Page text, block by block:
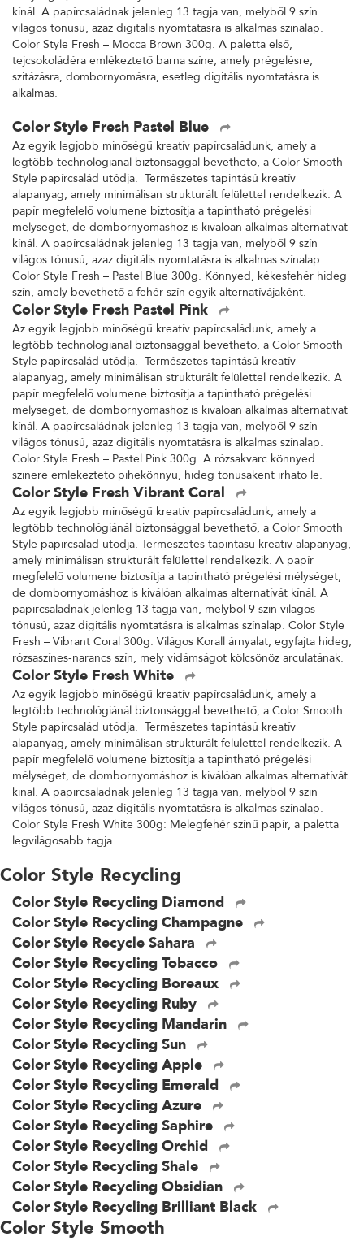
kínál. A papírcsaládnak jelenleg 13 tagja van, melyből 9 szín
világos tónusú, azaz digitális nyomtatásra is alkalmas színalap.
Color Style Fresh – Mocca Brown 300g. A paletta első,
tejcsokoládéra emlékeztető barna színe, amely prégelésre,
szitázásra, dombornyomásra, esetleg digitális nyomtatásra is
alkalmas.
Color Style Fresh Pastel Blue
Az egyik legjobb minőségű kreatív papírcsaládunk, amely a
legtöbb technológiánál biztonsággal bevethető, a Color Smooth
Style papírcsalád utódja. Természetes tapintású kreatív
alapanyag, amely minimálisan strukturált felülettel rendelkezik. A
papír megfelelő volumene biztosítja a tapintható prégelési
mélységet, de dombornyomáshoz is kiválóan alkalmas alternatívát
kínál. A papírcsaládnak jelenleg 13 tagja van, melyből 9 szín
világos tónusú, azaz digitális nyomtatásra is alkalmas színalap.
Color Style Fresh – Pastel Blue 300g. Könnyed, kékesfehér hideg
szín, amely bevethető a fehér szín egyik alternatívájaként.
Color Style Fresh Pastel Pink
Az egyik legjobb minőségű kreatív papírcsaládunk, amely a
legtöbb technológiánál biztonsággal bevethető, a Color Smooth
Style papírcsalád utódja. Természetes tapintású kreatív
alapanyag, amely minimálisan strukturált felülettel rendelkezik. A
papír megfelelő volumene biztosítja a tapintható prégelési
mélységet, de dombornyomáshoz is kiválóan alkalmas alternatívát
kínál. A papírcsaládnak jelenleg 13 tagja van, melyből 9 szín
világos tónusú, azaz digitális nyomtatásra is alkalmas színalap.
Color Style Fresh – Pastel Pink 300g. A rózsakvarc könnyed
színére emlékeztető pihekönnyű, hideg tónusaként írható le.
Color Style Fresh Vibrant Coral
Az egyik legjobb minőségű kreatív papírcsaládunk, amely a
legtöbb technológiánál biztonsággal bevethető, a Color Smooth
Style papírcsalád utódja. Természetes tapintású kreatív alapanyag,
amely minimálisan strukturált felülettel rendelkezik. A papír
megfelelő volumene biztosítja a tapintható prégelési mélységet,
de dombornyomáshoz is kiválóan alkalmas alternatívát kínál. A
papírcsaládnak jelenleg 13 tagja van, melyből 9 szín világos
tónusú, azaz digitális nyomtatásra is alkalmas színalap. Color Style
Fresh – Vibrant Coral 300g. Világos Korall árnyalat, egyfajta hideg,
rózsaszínes-narancs szín, mely vidámságot kölcsönöz arculatának.
Color Style Fresh White
Az egyik legjobb minőségű kreatív papírcsaládunk, amely a
legtöbb technológiánál biztonsággal bevethető, a Color Smooth
Style papírcsalád utódja. Természetes tapintású kreatív
alapanyag, amely minimálisan strukturált felülettel rendelkezik. A
papír megfelelő volumene biztosítja a tapintható prégelési
mélységet, de dombornyomáshoz is kiválóan alkalmas alternatívát
kínál. A papírcsaládnak jelenleg 13 tagja van, melyből 9 szín
világos tónusú, azaz digitális nyomtatásra is alkalmas színalap.
Color Style Fresh White 300g: Melegfehér színű papír, a paletta
legvilágosabb tagja.
Color Style Recycling
Color Style Recycling Diamond
Color Style Recycling Champagne
Color Style Recycle Sahara
Color Style Recycling Tobacco
Color Style Recycling Boreaux
Color Style Recycling Ruby
Color Style Recycling Mandarin
Color Style Recycling Sun
Color Style Recycling Apple
Color Style Recycling Emerald
Color Style Recycling Azure
Color Style Recycling Saphire
Color Style Recycling Orchid
Color Style Recycling Shale
Color Style Recycling Obsidian
Color Style Recycling Brilliant Black
Color Style Smooth